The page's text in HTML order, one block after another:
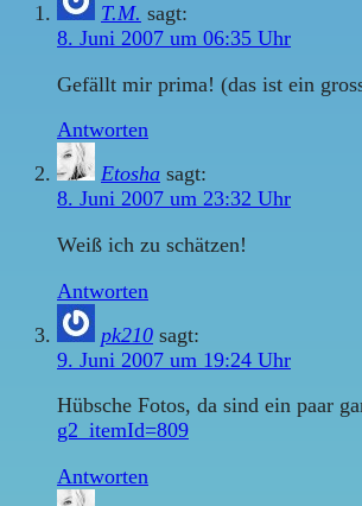
T.M. sagt:
8. Juni 2007 um 06:35 Uhr
Gefällt mir prima! (das ist ein
Antworten
Etosha sagt:
8. Juni 2007 um 23:32 Uhr
Weiß ich zu schätzen!
Antworten
pk210 sagt:
9. Juni 2007 um 19:24 Uhr
Hübsche Fotos, da sind ein paar
g2_itemId=809
Antworten